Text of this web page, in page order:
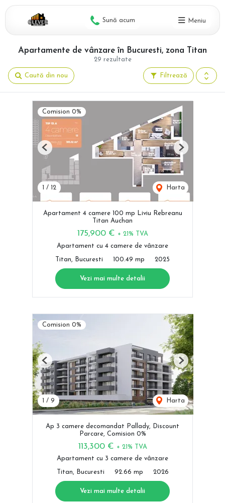
Sună acum Meniu
29 rezultate
Apartamente de vânzare în Bucuresti, zona Titan
Filtrează
Caută din nou
Comision 0%
1 / 12 Harta
Previous Next
Apartament 4 camere 100 mp Liviu Rebreanu
Titan Auchan
175,900 € + 21% TVA
Apartament cu 4 camere de vânzare
Titan, Bucuresti 100.49 mp 2025
Vezi mai multe detalii
Comision 0%
1 / 9 Harta
Previous Next
Ap 3 camere decomandat Pallady, Discount
Parcare, Comision 0%
113,300 € + 21% TVA
Apartament cu 3 camere de vânzare
Titan, Bucuresti 92.66 mp 2026
Vezi mai multe detalii